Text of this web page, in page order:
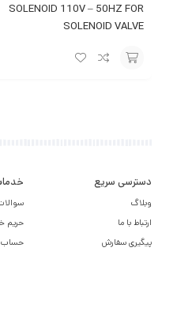
SOLENOID 110V – 50HZ FOR
SOLENOID VALVE
دسترسی سریع
وبلاگ
ارتباط با ما
پیگیری سفارش
حریم
حساب